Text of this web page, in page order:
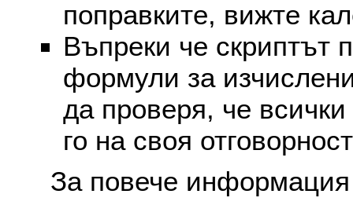
поправките, вижте
Въпреки че скриптът
формули за
да проверя, че
го на своя
За повече информация